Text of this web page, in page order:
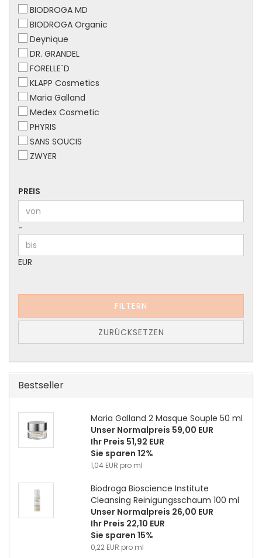
BIODROGA MD
BIODROGA Organic
Deynique
DR. GRANDEL
FORELLE`D
KLAPP Cosmetics
Maria Galland
Medex Cosmetic
PHYRIS
SANS SOUCIS
ZWYER
PREIS
PREIS
Preis bis
-
EUR
FILTERN
ZURÜCKSETZEN
Bestseller
Maria Galland 2 Masque Souple 50 ml
Unser Normalpreis 59,00 EUR
Ihr Preis 51,92 EUR
Sie sparen 12%
1,04 EUR pro ml
Biodroga Bioscience Institute
Cleansing Reinigungsschaum 100 ml
Unser Normalpreis 26,00 EUR
Ihr Preis 22,10 EUR
Sie sparen 15%
0,22 EUR pro ml